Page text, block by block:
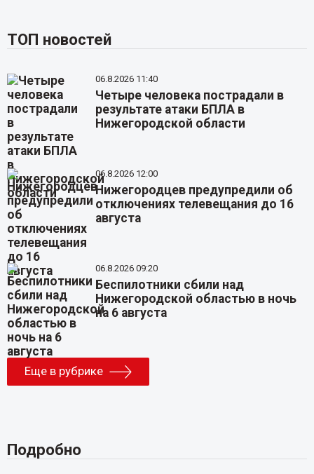
ТОП новостей
06.8.2026 11:40
Четыре человека пострадали в
результате атаки БПЛА в
Нижегородской области
06.8.2026 12:00
Нижегородцев предупредили об
отключениях телевещания до 16
августа
06.8.2026 09:20
Беспилотники сбили над
Нижегородской областью в ночь
на 6 августа
Еще в рубрике
Подробно